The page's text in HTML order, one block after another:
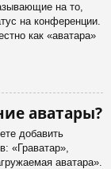
на то,
на конференции.
как «аватара»
аватары?
добавить
«Граватар»,
аватара».